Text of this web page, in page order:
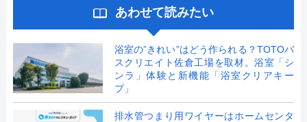
あわせて読みたい
浴室の”きれい”はどう作られる？TOTOバ
スクリエイト佐倉工場を取材。浴室「シ
ンラ」体験と新機能「浴室クリアキー
プ」
排水管つまり用ワイヤーはホームセンタ